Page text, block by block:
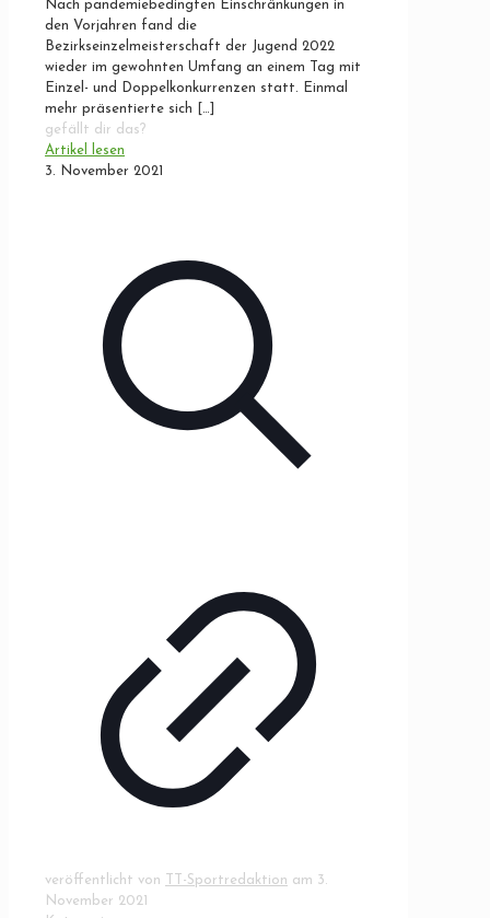
Nach pandemiebedingten Einschränkungen in
den Vorjahren fand die
Bezirkseinzelmeisterschaft der Jugend 2022
wieder im gewohnten Umfang an einem Tag mit
Einzel- und Doppelkonkurrenzen statt. Einmal
mehr präsentierte sich […]
gefällt dir das?
Artikel lesen
3. November 2021
veröffentlicht von TT-Sportredaktion am 3.
November 2021